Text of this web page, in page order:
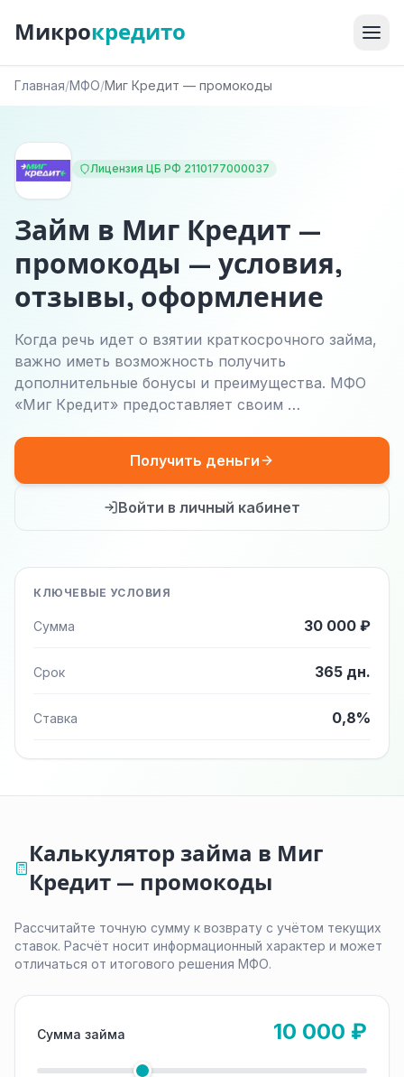
Микрокредито
Главная/МФО/Миг Кредит — промокоды
Лицензия ЦБ РФ 2110177000037
Займ в Миг Кредит —
промокоды — условия,
отзывы, оформление
Когда речь идет о взятии краткосрочного займа,
важно иметь возможность получить
дополнительные бонусы и преимущества. МФО
«Миг Кредит» предоставляет своим …
Получить деньги
Войти в личный кабинет
КЛЮЧЕВЫЕ УСЛОВИЯ
Сумма 30 000 ₽
Срок 365 дн.
Ставка 0,8%
Калькулятор займа в Миг
Кредит — промокоды
Рассчитайте точную сумму к возврату с учётом текущих
ставок. Расчёт носит информационный характер и может
отличаться от итогового решения МФО.
Сумма займа 10 000 ₽